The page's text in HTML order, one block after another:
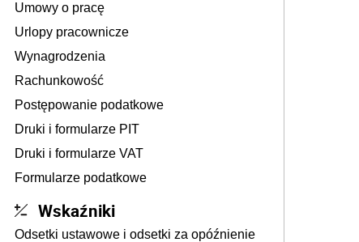
Umowy o pracę
Urlopy pracownicze
Wynagrodzenia
Rachunkowość
Postępowanie podatkowe
Druki i formularze PIT
Druki i formularze VAT
Formularze podatkowe
Wskaźniki
Odsetki ustawowe i odsetki za opóźnienie